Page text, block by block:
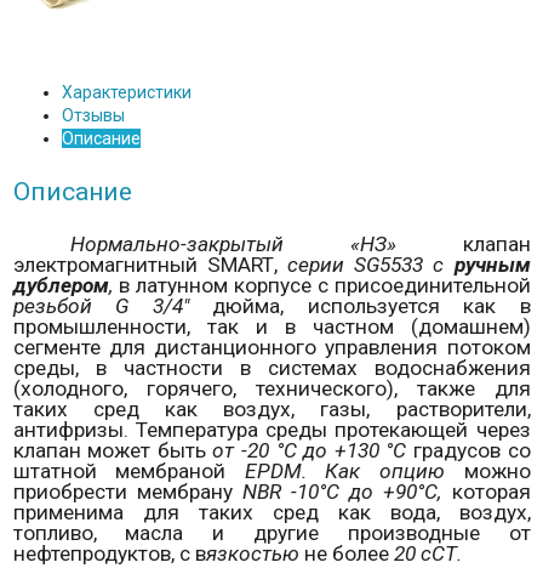
Характеристики
Отзывы
Описание
Описание
Нормально-закрытый «НЗ» клапан
электромагнитный SMART, серииSG5533 с ручным
дублером, в латунном корпусе с присоединительной
резьбой G 3/4" дюйма, используется как в
промышленности, так и в частном (домашнем)
сегменте для дистанционного управления потоком
среды, в частности в системах водоснабжения
(холодного, горячего, технического), также для
таких сред как воздух, газы, растворители,
антифризы. Температура среды протекающей через
клапан может бытьот -20 °С до +130 °С градусов со
штатной мембраной EPDM. Как опцию можно
приобрести мембрану NBR-10°С до +90°С, которая
применима для таких сред как вода, воздух,
топливо, масла и другие производные от
нефтепродуктов, с вязкостью не более 20 сСТ.